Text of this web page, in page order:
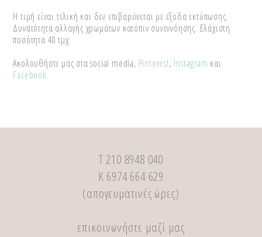
Η τιμή είναι τελική και δεν επιβαρύνεται με έξοδα εκτύπωσης.
Δυνατότητα αλλαγής χρωμάτων κατόπιν συνεννόησης. Ελάχιστη
ποσότητα 40 τμχ.
Ακολουθήστε μας στα social media, Pinterest, Instagram και
Facebook.
Τ 210 8948 040
Κ 6974 664 629
(απογευματινές ώρες)
επικοινωνήστε μαζί μας